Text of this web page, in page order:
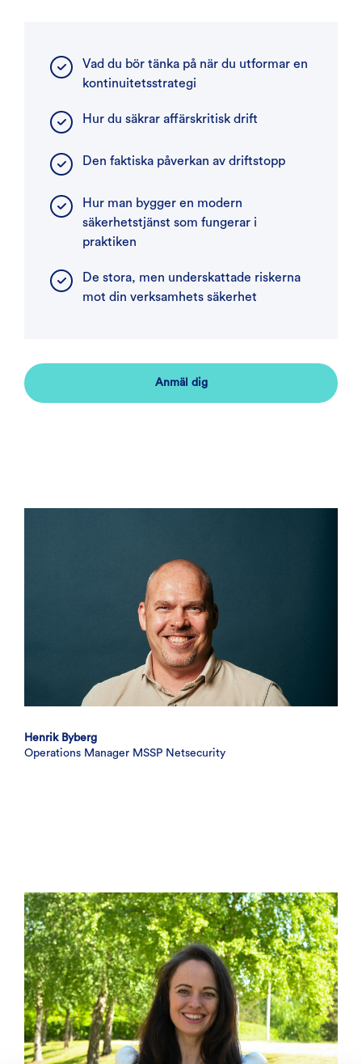
Vad du bör tänka på när du utformar en
kontinuitetsstrategi
Hur du säkrar affärskritisk drift
Den faktiska påverkan av driftstopp
Hur man bygger en modern
säkerhetstjänst som fungerar i
praktiken
De stora, men underskattade riskerna
mot din verksamhets säkerhet
Anmäl dig
Henrik Byberg
Operations Manager MSSP Netsecurity